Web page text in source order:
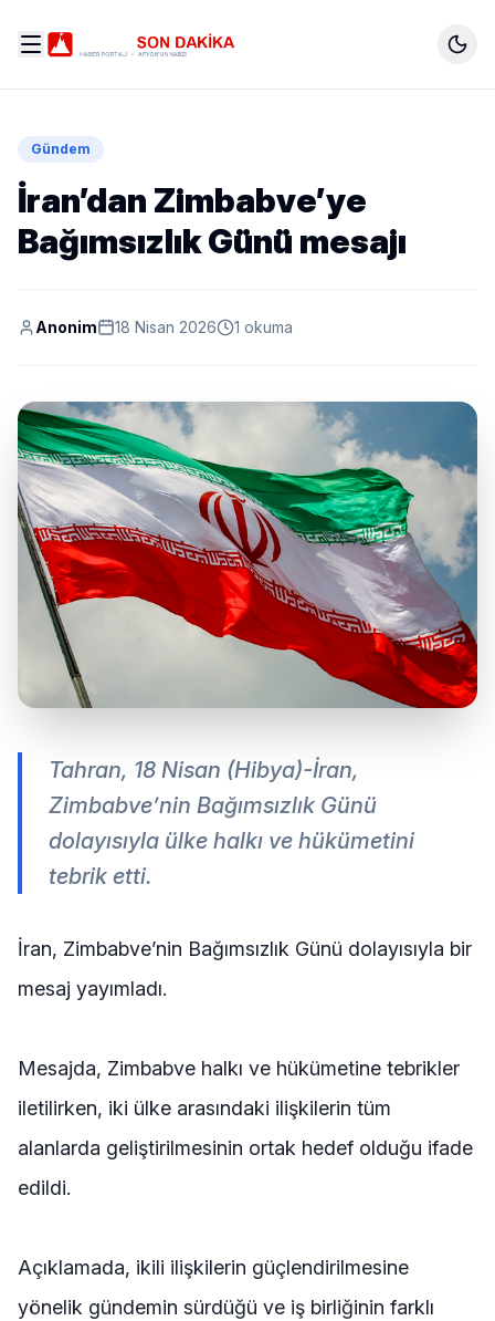
Gündem
İran’dan Zimbabve’ye
Bağımsızlık Günü mesajı
Anonim 18 Nisan 2026 1 okuma
Tahran, 18 Nisan (Hibya)-İran,
Zimbabve’nin Bağımsızlık Günü
dolayısıyla ülke halkı ve hükümetini
tebrik etti.
İran, Zimbabve’nin Bağımsızlık Günü dolayısıyla bir
mesaj yayımladı.
Mesajda, Zimbabve halkı ve hükümetine tebrikler
iletilirken, iki ülke arasındaki ilişkilerin tüm
alanlarda geliştirilmesinin ortak hedef olduğu ifade
edildi.
Açıklamada, ikili ilişkilerin güçlendirilmesine
yönelik gündemin sürdüğü ve iş birliğinin farklı